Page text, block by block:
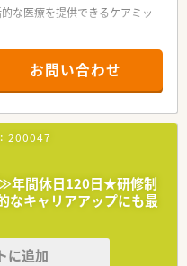
な医療を提供できるケアミッ
いため、プライベートも大切に
る働きやすい環境を作れるよ
極的に取り組んでいる病院で
外来は院外処方です）
）
しています）
お問い合わせ
200047
≫年間休日120日★研修制
なキャリアアップにも最
に追加